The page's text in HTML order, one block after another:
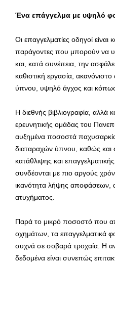
Ένα επάγγελμα με υψηλό
Οι επαγγελματίες οδηγοί είναι
παράγοντες που μπορούν να
και, κατά συνέπεια, την
καθιστική εργασία,
ύπνου, υψηλό άγχος και
Η διεθνής βιβλιογραφία, αλλά
ερευνητικής ομάδας του
αυξημένα ποσοστά
διαταραχών ύπνου, καθώς
κατάθλιψης και
συνδέονται με πιο αργούς
ικανότητα λήψης αποφάσεων,
ατυχήματος.
Παρά το μικρό ποσοστό που
οχημάτων, τα επαγγελματικά
συχνά σε σοβαρά τροχαία. Η
δεδομένα είναι συνεπώς